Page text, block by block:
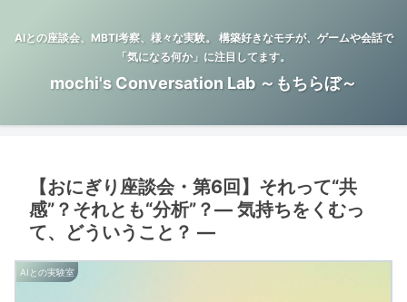
AIとの座談会、MBTI考察、様々な実験。 構築好きなモチが、ゲームや会話で
「気になる何か」に注目してます。
mochi's Conversation Lab ～もちらぼ～
【おにぎり座談会・第6回】それって“共
感”？それとも“分析”？― 気持ちをくむっ
て、どういうこと？ ―
AIとの実験室